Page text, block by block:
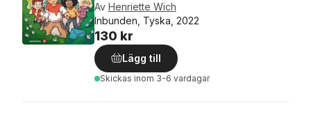
Av Henriette Wich
Inbunden, Tyska, 2022
130 kr
Lägg till
Skickas inom 3-6 vardagar